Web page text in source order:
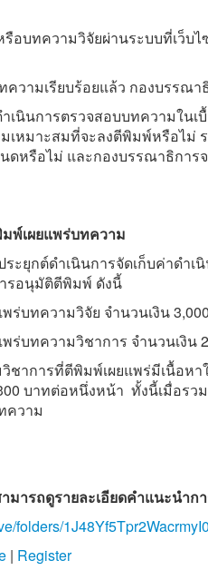
อบทความวิจัยผ่านระบบที่เว็บ
ความเรียบร้อยแล้ว กองบรรณ
เนินการตรวจสอบบทความใน
เหมาะสมที่จะลงตีพิมพ์หรือไม่
ดหรือไม่ และกองบรรณาธิกา
พ์เผยแพร่บทความ
ะยุกต์ดำเนินการจัดเก็บค่าดำ
ารอนุมัติตีพิมพ์ ดังนี้
ร่บทความวิจัย จำนวนเงิน
ร่บทความวิชาการ จำนวนเงิน
าการที่ตีพิมพ์เผยแพร่มีเนื้อหา
บาทต่อหนึ่งหน้า ทั้งนี้เมื่อร
ความ
ถดูรายละเอียดคำแนะนำกา
folders/
| Register